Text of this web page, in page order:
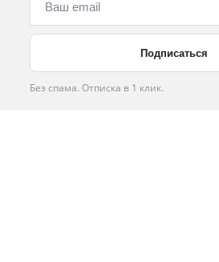
Без спама. Отписка в 1 клик.